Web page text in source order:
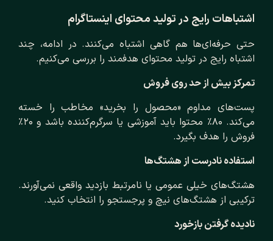
اشتباهات رایج در تولید محتوای اینستاگرام
حتی حرفه‌ای‌ها هم گاهی اشتباه می‌کنند. در ادامه، چند
اشتباه رایج در تولید محتوای هدفمند را بررسی می‌کنیم.
تمرکز بیش از حد روی فروش
پست‌های مداوم «محصول را بخرید» مخاطب را خسته
می‌کند. ۸۰٪ محتوا باید آموزشی یا سرگرم‌کننده باشد و ۲۰٪
فروش را هدف بگیرد.
استفاده نادرست از هشتگ‌ها
هشتگ‌های خیلی عمومی یا نامرتبط بازدید واقعی نمی‌آورند.
ترکیبی از هشتگ‌های نیچ و پرجستجو را انتخاب کنید.
نادیده گرفتن بازخورد